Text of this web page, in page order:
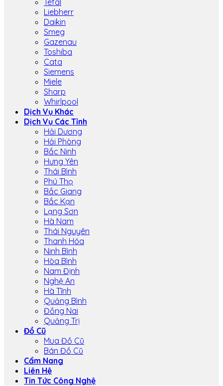
Tefal
Liebherr
Daikin
Smeg
Gazenau
Toshiba
Cata
Siemens
Miele
Sharp
Whirlpool
Dịch Vụ Khác
Dịch Vụ Các Tỉnh
Hải Dương
Hải Phòng
Bắc Ninh
Hưng Yên
Thái Bình
Phú Thọ
Bắc Giang
Bắc Kạn
Lạng Sơn
Hà Nam
Thái Nguyên
Thanh Hóa
Ninh Bình
Hòa Bình
Nam Định
Nghệ An
Hà Tĩnh
Quảng Bình
Đồng Nai
Quảng Trị
Đồ Cũ
Mua Đồ Cũ
Bán Đồ Cũ
Cẩm Nang
Liên Hệ
Tin Tức Công Nghệ